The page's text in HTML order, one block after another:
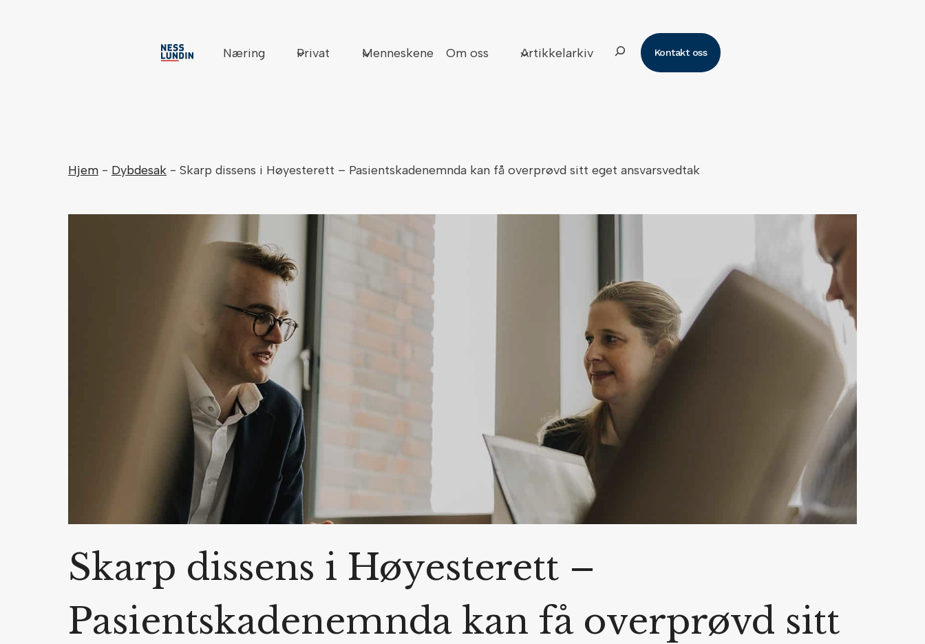
Næring Privat Menneskene Om oss Artikkelarkiv Søk Kontakt oss
Hjem - Dybdesak - Skarp dissens i Høyesterett – Pasientskadenemnda kan få overprøvd sitt eget ansvarsvedtak
Skarp dissens i Høyesterett –
Pasientskadenemnda kan få overprøvd sitt